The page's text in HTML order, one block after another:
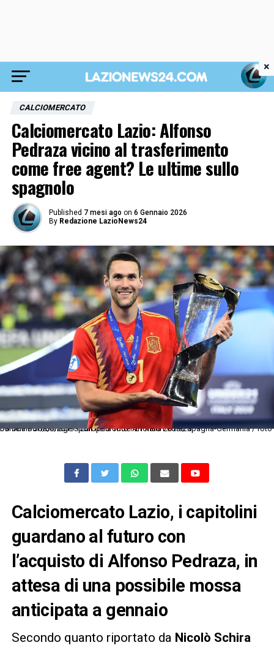
CALCIOMERCATO
Calciomercato Lazio: Alfonso
Pedraza vicino al trasferimento
come free agent? Le ultime sullo
spagnolo
Published 7 mesi ago on 6 Gennaio 2026
By Redazione LazioNews24
Db Udine 30/06/2019 - Europeo Under 21 Italia 2019 / Spagna-Germania / foto Daniele Buffa/Image Sport nella foto: Alfonso Pedraza
Calciomercato Lazio, i capitolini
guardano al futuro con
l’acquisto di Alfonso Pedraza, in
attesa di una possibile mossa
anticipata a gennaio
Secondo quanto riportato da Nicolò Schira
×